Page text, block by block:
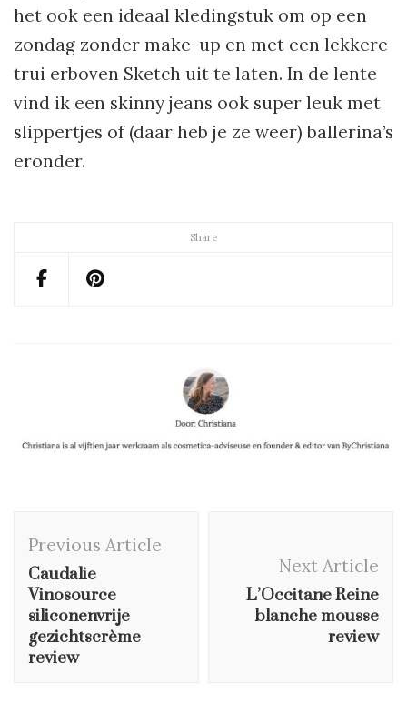
Share
het ook een ideaal kledingstuk om op een
zondag zonder make-up en met een lekkere
trui erboven Sketch uit te laten. In de lente
vind ik een skinny jeans ook super leuk met
slippertjes of (daar heb je ze weer) ballerina’s
eronder.
Navigation
Previous Article
Caudalie
Vinosource
siliconenvrije
gezichtscrème
review
Next Article
L’Occitane Reine
blanche mousse
review